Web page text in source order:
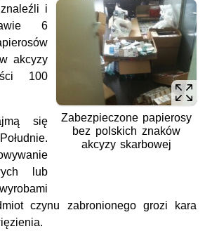
Zabezpieczone papierosy
bez polskich znaków
akcyzy skarbowej
i
6
akcyzy
100
się
lub
czynu zabronionego grozi kara